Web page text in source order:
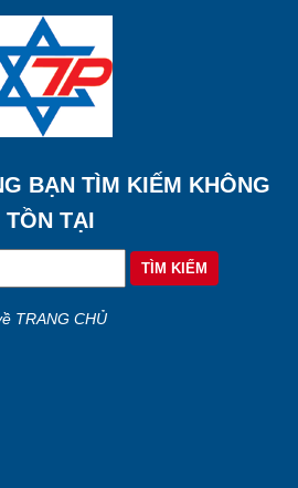
BẠN TÌM KIẾM KHÔNG
TỒN TẠI
TRANG CHỦ